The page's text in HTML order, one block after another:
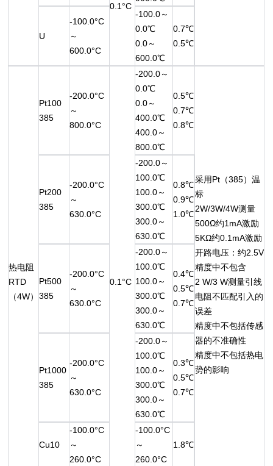
0.1°C
U
-100.0°C
～
600.0°C
-100.0～
0.0℃
0.0～
600.0℃
0.7℃
0.5℃
热电阻
RTD
（4W）
Pt100
385
-200.0°C
～
800.0°C
0.1°C
-200.0～
0.0℃
0.0～
400.0℃
400.0～
800.0℃
0.5℃
0.7℃
0.8℃
采用Pt（385）温
标
2W/3W/4W测量
500Ω约1mA激励
5KΩ约0.1mA激励
开路电压：约2.5V
精度中不包含
2 W/3 W测量引线
电阻不匹配引入的
误差
精度中不包括传感
器的不准确性
精度中不包括热电
势的影响
Pt200
385
-200.0°C
～
630.0°C
-200.0～
100.0℃
100.0～
300.0℃
300.0～
630.0℃
0.8℃
0.9℃
1.0℃
Pt500
385
-200.0°C
～
630.0°C
-200.0～
100.0℃
100.0～
300.0℃
300.0～
630.0℃
0.4℃
0.5℃
0.7℃
Pt1000
385
-200.0°C
～
630.0°C
-200.0～
100.0℃
100.0～
300.0℃
300.0～
630.0℃
0.3℃
0.5℃
0.7℃
Cu10
-100.0°C
～
260.0°C
-100.0°C
～
260.0°C
1.8℃